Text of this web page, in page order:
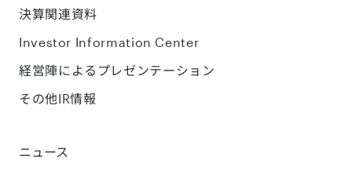
決算関連資料
Investor Information Center
経営陣によるプレゼンテーション
その他IR情報
ニュース